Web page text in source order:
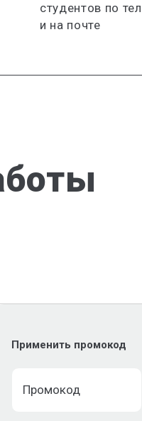
студентов по
и на почте
Применить промокод